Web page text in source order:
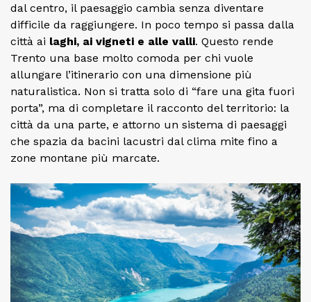
dal centro, il paesaggio cambia senza diventare
difficile da raggiungere. In poco tempo si passa dalla
città ai laghi, ai vigneti e alle valli. Questo rende
Trento una base molto comoda per chi vuole
allungare l’itinerario con una dimensione più
naturalistica. Non si tratta solo di “fare una gita fuori
porta”, ma di completare il racconto del territorio: la
città da una parte, e attorno un sistema di paesaggi
che spazia da bacini lacustri dal clima mite fino a
zone montane più marcate.